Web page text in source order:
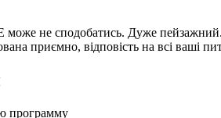
не сподобатись. Дуже
приємно, відповість на всі
программу